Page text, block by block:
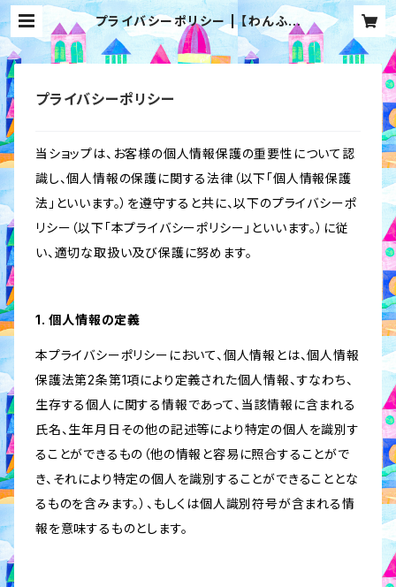
プライバシーポリシー | 【わんふぁ
す！】オンラインストア
プライバシーポリシー
当ショップは、お客様の個人情報保護の重要性について認
識し、個人情報の保護に関する法律（以下「個人情報保護
法」といいます。）を遵守すると共に、以下のプライバシーポ
リシー（以下「本プライバシーポリシー」といいます。）に従
い、適切な取扱い及び保護に努めます。
1. 個人情報の定義
本プライバシーポリシーにおいて、個人情報とは、個人情報
保護法第2条第1項により定義された個人情報、すなわち、
生存する個人に関する情報であって、当該情報に含まれる
氏名、生年月日その他の記述等により特定の個人を識別す
ることができるもの（他の情報と容易に照合することがで
き、それにより特定の個人を識別することができることとな
るものを含みます。）、もしくは個人識別符号が含まれる情
報を意味するものとします。